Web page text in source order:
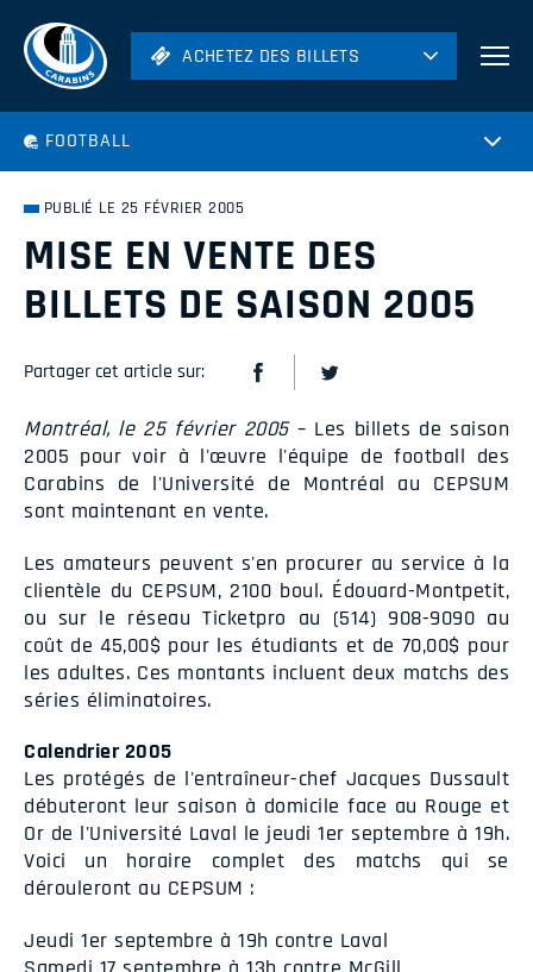
ACHETEZ DES BILLETS
ACHETEZ DES BILLETS
FOOTBALL
PUBLIÉ LE 25 FÉVRIER 2005
MISE EN VENTE DES
BILLETS DE SAISON 2005
Partager cet article sur:
Montréal, le 25 février 2005– Les billets de saison
2005 pour voir à l'œuvre l'équipe de football des
Carabins de l'Université de Montréal au CEPSUM
sont maintenant en vente.
Les amateurs peuvent s'en procurer au service à la
clientèle du CEPSUM, 2100 boul. Édouard-Montpetit,
ou sur le réseau Ticketpro au (514) 908-9090 au
coût de 45,00$ pour les étudiants et de 70,00$ pour
les adultes. Ces montants incluent deux matchs des
séries éliminatoires.
Calendrier 2005
Les protégés de l'entraîneur-chef Jacques Dussault
débuteront leur saison à domicile face au Rouge et
Or de l'Université Laval le jeudi 1er septembre à 19h.
Voici un horaire complet des matchs qui se
dérouleront au CEPSUM :
Jeudi 1er septembre à 19h contre Laval